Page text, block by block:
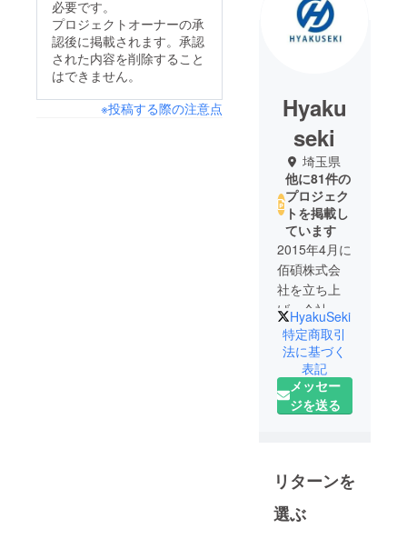
必要です。
プロジェクトオーナーの承
認後に掲載されます。承認
された内容を削除すること
はできません。
※投稿する際の注意点
Hyaku
seki
埼玉県
他に81件の
プロジェク
トを掲載し
ています
2015年4月に
佰碩株式会
社を立ち上
げ、会社運
営サポート
や、Yahoo!
や楽天など
のECサイト
でのネット
わってまい
りました。
これからも
HyakuSeki
特定商取引
法に基づく
表記
メッセー
ジを送る
リターンを
選ぶ